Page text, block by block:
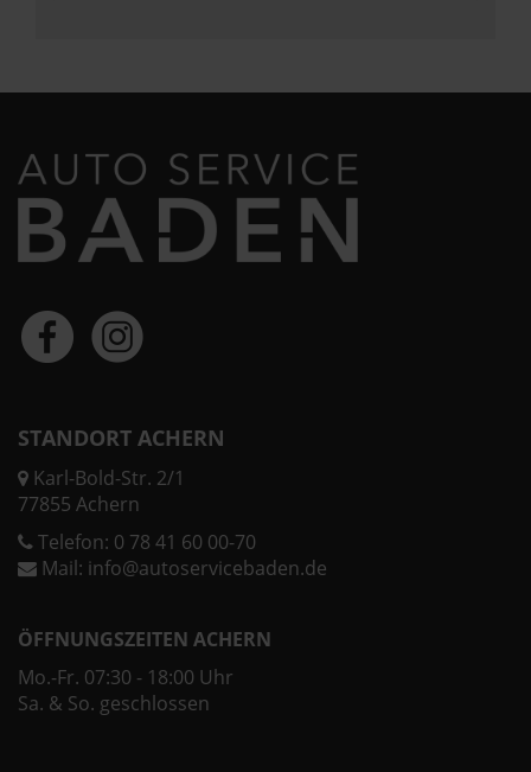
STANDORT ACHERN
Karl-Bold-Str. 2/1
77855 Achern
Telefon: 0 78 41 60 00-70
Mail: info@autoservicebaden.de
ÖFFNUNGSZEITEN ACHERN
Mo.-Fr. 07:30 - 18:00 Uhr
Sa. & So. geschlossen